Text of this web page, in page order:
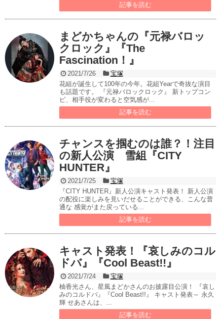
記事を読む
まどかちゃんの『元禄バロッ
クロック』『The
Fascination！』
2021/7/26
宝塚
花組が誕生して100年の今年。花組Yearで奇抜な演目
も話題です。 『元禄バロックロック』 新トップコン
ビ、相手役が変わると空気感が...
記事を読む
チャンスを掴むのは誰？！注目
の新人公演 雪組『CITY
HUNTER』
2021/7/25
宝塚
『CITY HUNTER』新人公演キャスト発表！ 新人公演
の配役に楽しみを見いだせることができる、こんな普
通な 感覚がまた戻っている...
記事を読む
キャスト発表！『哀しみのコル
ドバ』『Cool Beast!!』
2021/7/24
宝塚
柚香光さん、星風まどかさんのお披露目公演！ 『哀し
みのコルドバ』『Cool Beast!!』 キャスト発表～ 永久
輝 せあさんは、...
記事を読む